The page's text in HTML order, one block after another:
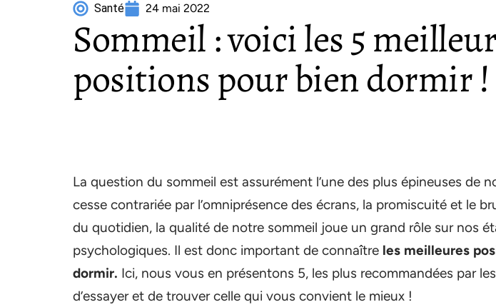
Santé 24 mai 2022
Sommeil : voici les 5
positions pour bien dormir !
La question du sommeil est assurément l’une des plus épineuses de
cesse contrariée par l’omniprésence des écrans, la promiscuité et le
du quotidien, la qualité de notre sommeil joue un grand rôle sur nos
psychologiques. Il est donc important de connaître les meilleures
dormir. Ici, nous vous en présentons 5, les plus recommandées par
d’essayer et de trouver celle qui vous convient le mieux !